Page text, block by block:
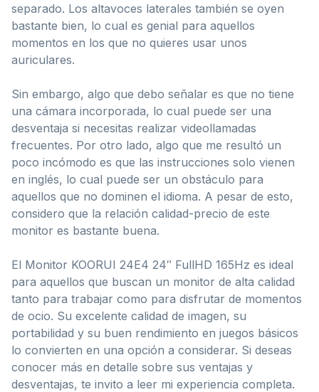
separado. Los altavoces laterales también se oyen
bastante bien, lo cual es genial para aquellos
momentos en los que no quieres usar unos
auriculares.
Sin embargo, algo que debo señalar es que no tiene
una cámara incorporada, lo cual puede ser una
desventaja si necesitas realizar videollamadas
frecuentes. Por otro lado, algo que me resultó un
poco incómodo es que las instrucciones solo vienen
en inglés, lo cual puede ser un obstáculo para
aquellos que no dominen el idioma. A pesar de esto,
considero que la relación calidad-precio de este
monitor es bastante buena.
El Monitor KOORUI 24E4 24″ FullHD 165Hz es ideal
para aquellos que buscan un monitor de alta calidad
tanto para trabajar como para disfrutar de momentos
de ocio. Su excelente calidad de imagen, su
portabilidad y su buen rendimiento en juegos básicos
lo convierten en una opción a considerar. Si deseas
conocer más en detalle sobre sus ventajas y
desventajas, te invito a leer mi experiencia completa.